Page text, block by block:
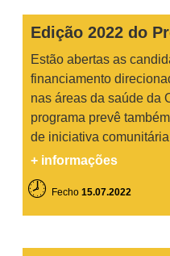
Edição 2022 do
Estão abertas as
financiamento
nas áreas da saúde da
programa prevê
de iniciativa
+ informações
🕗 Fecho 15.07.2022